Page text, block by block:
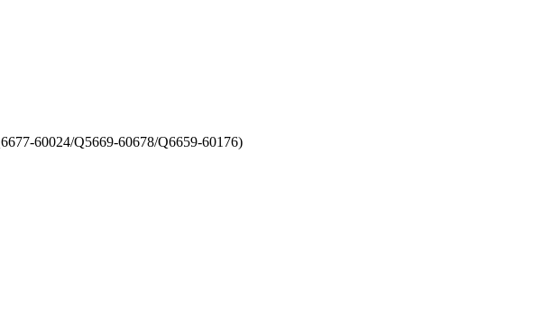
60024/Q5669-60678/Q6659-60176)